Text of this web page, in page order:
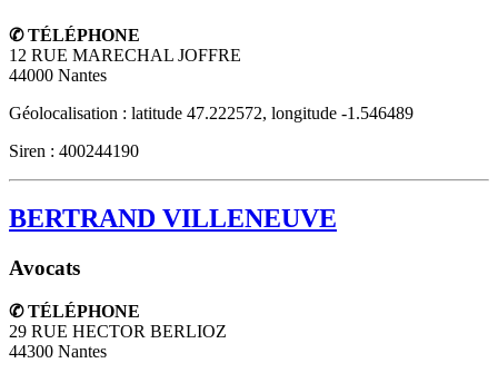
✆ TÉLÉPHONE
12 RUE MARECHAL JOFFRE
44000 Nantes
Géolocalisation : latitude 47.222572, longitude -1.546489
Siren : 400244190
BERTRAND VILLENEUVE
Avocats
✆ TÉLÉPHONE
29 RUE HECTOR BERLIOZ
44300 Nantes